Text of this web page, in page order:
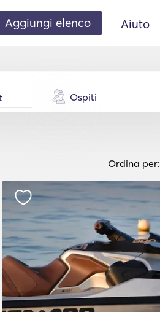
Aggiungi elenco Aiuto
Ospiti
Ordina per: